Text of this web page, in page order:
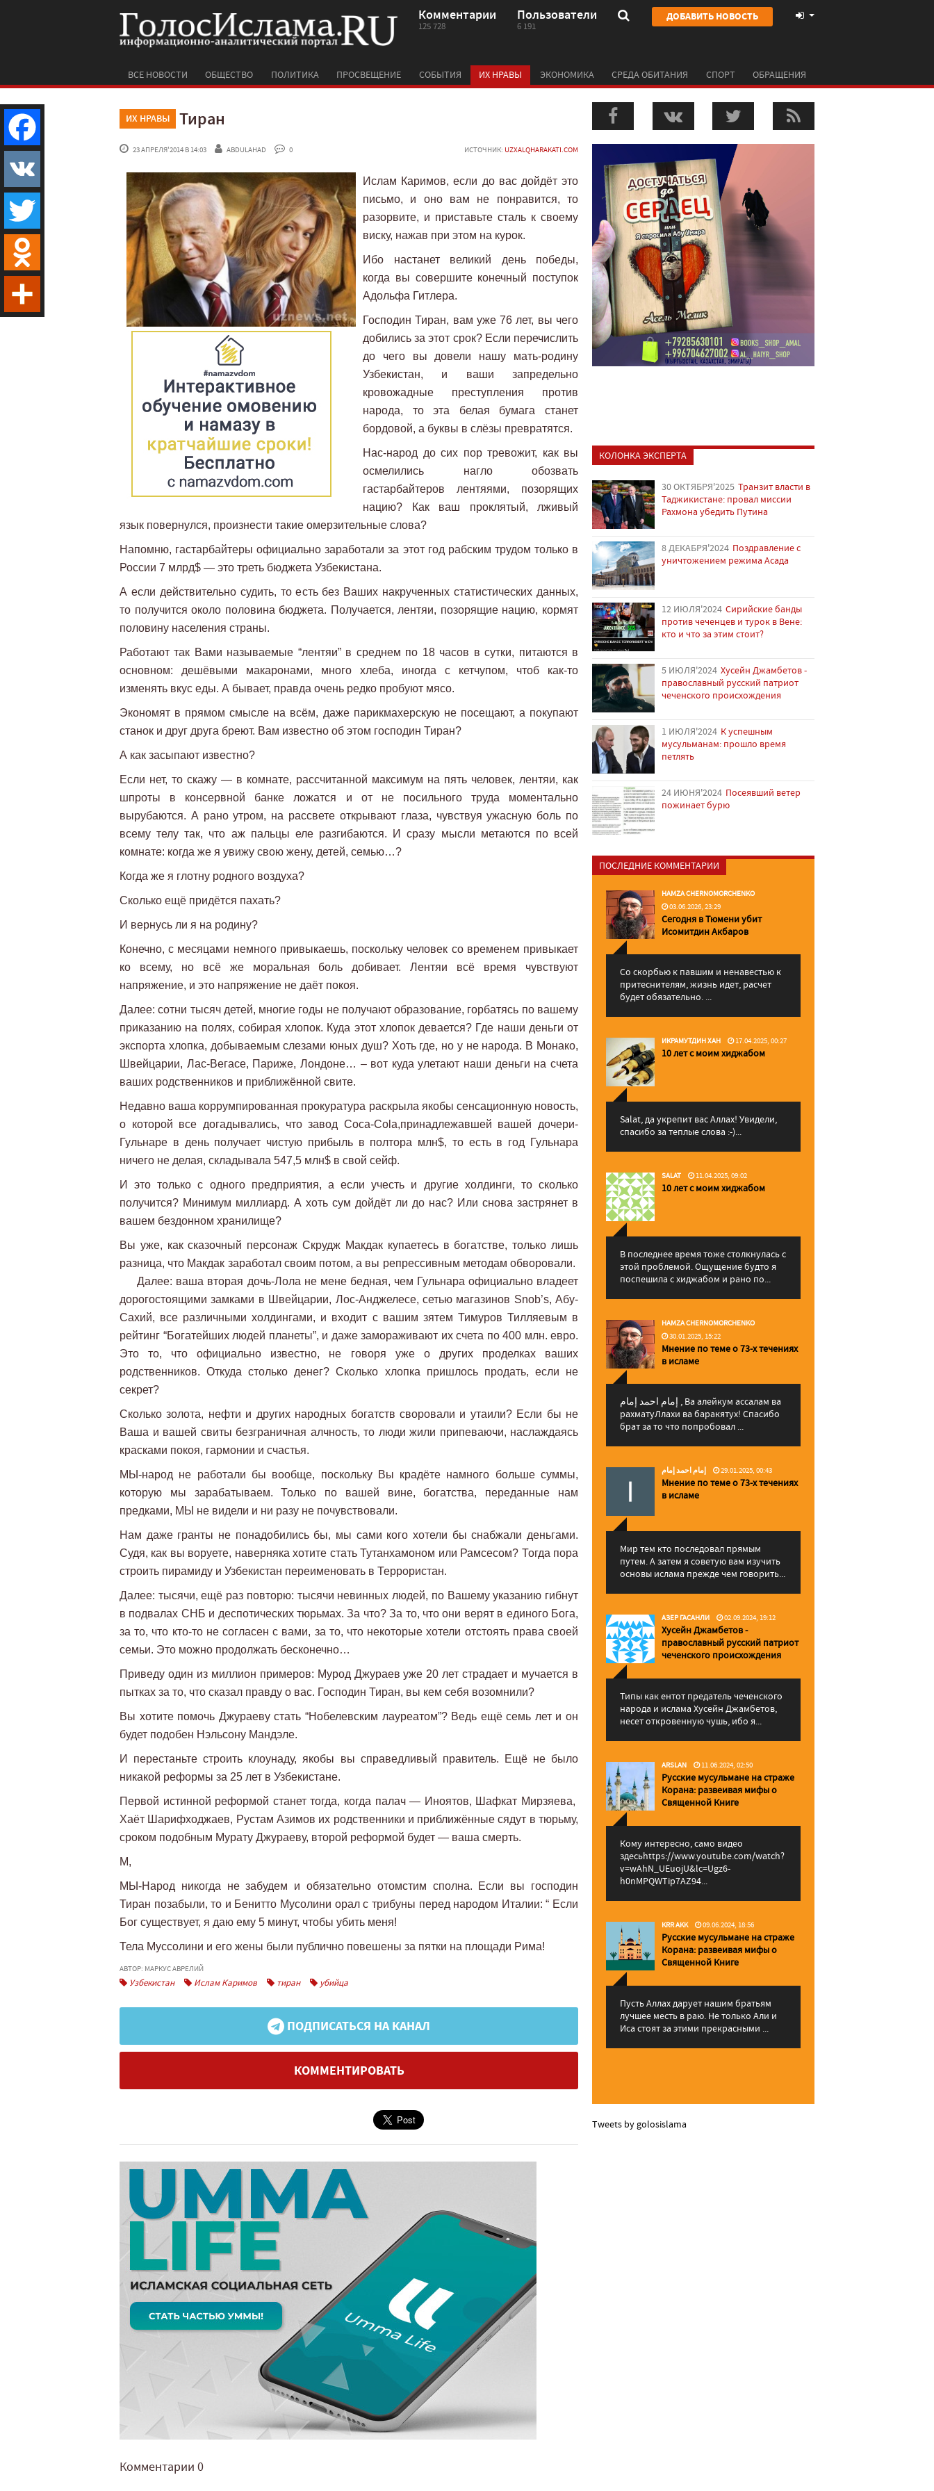
Комментарии
125 728
Пользователи
6 191
ДОБАВИТЬ НОВОСТЬ
ВСЕ НОВОСТИ ОБЩЕСТВО ПОЛИТИКА ПРОСВЕЩЕНИЕ СОБЫТИЯ ИХ НРАВЫ ЭКОНОМИКА СРЕДА ОБИТАНИЯ СПОРТ ОБРАЩЕНИЯ
ИХ НРАВЫ Тиран
23 АПРЕЛЯ'2014 В 14:03 ABDULAHAD 0 ИСТОЧНИК: UZXALQHARAKATI.COM
Ислам Каримов, если до вас дойдёт это
письмо, и оно вам не понравится, то
разорвите, и приставьте сталь к своему
виску, нажав при этом на курок.
Ибо настанет великий день победы,
когда вы совершите конечный поступок
Адольфа Гитлера.
Господин Тиран, вам уже 76 лет, вы чего
добились за этот срок? Если перечислить
до чего вы довели нашу мать-родину
Узбекистан, и ваши запредельно
кровожадные преступления против
народа, то эта белая бумага станет
бордовой, а буквы в слёзы превратятся.
Нас-народ до сих пор тревожит, как вы
осмелились нагло обозвать
гастарбайтеров лентяями, позорящих
нацию? Как ваш проклятый, лживый
язык повернулся, произнести такие омерзительные слова?
Напомню, гастарбайтеры официально заработали за этот год рабским трудом только в
России 7 млрд$ — это треть бюджета Узбекистана.
А если действительно судить, то есть без Ваших накрученных статистических данных,
то получится около половина бюджета. Получается, лентяи, позорящие нацию, кормят
половину населения страны.
Работают так Вами называемые “лентяи” в среднем по 18 часов в сутки, питаются в
основном: дешёвыми макаронами, много хлеба, иногда с кетчупом, чтоб как-то
изменять вкус еды. А бывает, правда очень редко пробуют мясо.
Экономят в прямом смысле на всём, даже парикмахерскую не посещают, а покупают
станок и друг друга бреют. Вам известно об этом господин Тиран?
А как засыпают известно?
Если нет, то скажу — в комнате, рассчитанной максимум на пять человек, лентяи, как
шпроты в консервной банке ложатся и от не посильного труда моментально
вырубаются. А рано утром, на рассвете открывают глаза, чувствуя ужасную боль по
всему телу так, что аж пальцы еле разгибаются. И сразу мысли метаются по всей
комнате: когда же я увижу свою жену, детей, семью…?
Когда же я глотну родного воздуха?
Сколько ещё придётся пахать?
И вернусь ли я на родину?
Конечно, с месяцами немного привыкаешь, поскольку человек со временем привыкает
ко всему, но всё же моральная боль добивает. Лентяи всё время чувствуют
напряжение, и это напряжение не даёт покоя.
Далее: сотни тысяч детей, многие годы не получают образование, горбатясь по вашему
приказанию на полях, собирая хлопок. Куда этот хлопок девается? Где наши деньги от
экспорта хлопка, добываемым слезами юных душ? Хоть где, но у не народа. В Монако,
Швейцарии, Лас-Вегасе, Париже, Лондоне… – вот куда улетают наши деньги на счета
ваших родственников и приближённой свите.
Недавно ваша коррумпированная прокуратура раскрыла якобы сенсационную новость,
о которой все догадывались, что завод Сосa-Соla,принадлежавшей вашей дочери-
Гульнаре в день получает чистую прибыль в полтора млн$, то есть в год Гульнара
ничего не делая, складывала 547,5 млн$ в свой сейф.
И это только с одного предприятия, а если учесть и другие холдинги, то сколько
получится? Минимум миллиард. А хоть сум дойдёт ли до нас? Или снова застрянет в
вашем бездонном хранилище?
Вы уже, как сказочный персонаж Скрудж Макдак купаетесь в богатстве, только лишь
разница, что Макдак заработал своим потом, а вы репрессивным методам обворовали.
Далее: ваша вторая дочь-Лола не мене бедная, чем Гульнара официально владеет
дорогостоящими замками в Швейцарии, Лос-Анджелесе, сетью магазинов Snob’s, Абу-
Сахий, все различными холдингами, и входит с вашим зятем Тимуров Тилляевым в
рейтинг “Богатейших людей планеты”, и даже замораживают их счета по 400 млн. евро.
Это то, что официально известно, не говоря уже о других проделках ваших
родственников. Откуда столько денег? Сколько хлопка пришлось продать, если не
секрет?
Сколько золота, нефти и других народных богатств своровали и утаили? Если бы не
Ваша и вашей свиты безграничная алчность, то люди жили припеваючи, наслаждаясь
красками покоя, гармонии и счастья.
МЫ-народ не работали бы вообще, поскольку Вы крадёте намного больше суммы,
которую мы зарабатываем. Только по вашей вине, богатства, переданные нам
предками, МЫ не видели и ни разу не почувствовали.
Нам даже гранты не понадобились бы, мы сами кого хотели бы снабжали деньгами.
Судя, как вы воруете, наверняка хотите стать Тутанхамоном или Рамсесом? Тогда пора
строить пирамиду и Узбекистан переименовать в Террористан.
Далее: тысячи, ещё раз повторю: тысячи невинных людей, по Вашему указанию гибнут
в подвалах СНБ и деспотических тюрьмах. За что? За то, что они верят в единого Бога,
за то, что кто-то не согласен с вами, за то, что некоторые хотели отстоять права своей
семьи. Это можно продолжать бесконечно…
Приведу один из миллион примеров: Мурод Джураев уже 20 лет страдает и мучается в
пытках за то, что сказал правду о вас. Господин Тиран, вы кем себя возомнили?
Вы хотите помочь Джураеву стать “Нобелевским лауреатом”? Ведь ещё семь лет и он
будет подобен Нэльсону Мандэле.
И перестаньте строить клоунаду, якобы вы справедливый правитель. Ещё не было
никакой реформы за 25 лет в Узбекистане.
Первой истинной реформой станет тогда, когда палач — Иноятов, Шафкат Мирзяева,
Хаёт Шарифходжаев, Рустам Азимов их родственники и приближённые сядут в тюрьму,
сроком подобным Мурату Джураеву, второй реформой будет — ваша смерть.
М,
МЫ-Народ никогда не забудем и обязательно отомстим сполна. Если вы господин
Тиран позабыли, то и Бенитто Мусолини орал с трибуны перед народом Италии: “ Если
Бог существует, я даю ему 5 минут, чтобы убить меня!
Тела Муссолини и его жены были публично повешены за пятки на площади Рима!
АВТОР: МАРКУС АВРЕЛИЙ
Узбекистан Ислам Каримов тиран убийца
ПОДПИСАТЬСЯ НА КАНАЛ
КОММЕНТИРОВАТЬ
Комментарии 0
КОЛОНКА ЭКСПЕРТА
30 ОКТЯБРЯ'2025 Транзит власти в
Таджикистане: провал миссии
Рахмона убедить Путина
8 ДЕКАБРЯ'2024 Поздравление с
уничтожением режима Асада
12 ИЮЛЯ'2024 Сирийские банды
против чеченцев и турок в Вене:
кто и что за этим стоит?
5 ИЮЛЯ'2024 Хусейн Джамбетов -
православный русский патриот
чеченского происхождения
1 ИЮЛЯ'2024 К успешным
мусульманам: прошло время
петлять
24 ИЮНЯ'2024 Посеявший ветер
пожинает бурю
ПОСЛЕДНИЕ КОММЕНТАРИИ
HAMZA CHERNOMORCHENKO
03.06.2026, 23:29
Сегодня в Тюмени убит
Исомитдин Акбаров
Со скорбью к павшим и ненавестью к
притеснителям, жизнь идет, расчет
будет обязательно. ...
ИКРАМУТДИН ХАН 17.04.2025, 00:27
10 лет с моим хиджабом
Salat, да укрепит вас Аллаx! Увидели,
спасибо за теплые слова :-)...
SALAT 11.04.2025, 09:02
10 лет с моим хиджабом
В последнее время тоже столкнулась с
этой проблемой. Ощущение будто я
поспешила с хиджабом и рано по...
HAMZA CHERNOMORCHENKO
30.01.2025, 15:22
Мнение по теме о 73-х течениях
в исламе
إمام احمد إمام , Ва алейкум ассалам ва
рахматуЛлахи ва баракятух! Спасибо
брат за то что попробовал ...
إمام احمد إمام 29.01.2025, 00:43
Мнение по теме о 73-х течениях
в исламе
Мир тем кто последовал прямым
путем. А затем я советую вам изучить
основы ислама прежде чем говорить...
АЗЕР ГАСАНЛИ 02.09.2024, 19:12
Хусейн Джамбетов -
православный русский патриот
чеченского происхождения
Типы как ентот предатель чеченского
народа и ислама Хусейн Джамбетов,
несет откровенную чушь, ибо я...
ARSLAN 11.06.2024, 02:50
Русские мусульмане на страже
Корана: pазвеивая мифы о
Священной Книге
Кому интересно, само видео
здесьhttps://www.youtube.com/watch?
v=wAhN_UEuojU&lc=Ugz6-
h0nMPQWTip7AZ94...
KRR AKK 09.06.2024, 18:56
Русские мусульмане на страже
Корана: pазвеивая мифы о
Священной Книге
Пусть Аллах дарует нашим братьям
лучшее месть в раю. Не только Али и
Иса стоят за этими прекрасными ...
Tweets by golosislama
Facebook
VK
Twitter
Odnoklassniki